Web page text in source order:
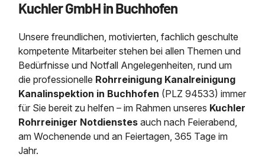
Kanalreinigung
Kanalinspektion
Grubenentleerung
24h Notdienst
Kosten Preise
Rohrreinigungsdienst
Entleerung und Reinigung
Grubenentleerung und
Sickerschacht Reinigung
Abfallzwischenlager
Austausch von
Schießstandsanierung -
Fettabscheider
Saugbagger / LuftförderanlageSaugbagger für Tiefbau
Saugbagger und Pumpen
Fermenter-Entleerung
Regenrückhaltebecken
Entschlammung
Trockensaugen von
etc.
Weitere Services mit
Heizung / Sanitär
Tiefbau
Unternehmen
Zertifikate /
Kuchler GmbH in Buchhofen
Unsere freundlichen, motivierten, fachlich geschulte
kompetente Mitarbeiter stehen bei allen Themen und
Bedürfnisse und Notfall Angelegenheiten, rund um
die professionelle Rohrreinigung Kanalreinigung
Kanalinspektion in Buchhofen (PLZ 94533) immer
für Sie bereit zu helfen – im Rahmen unseres Kuchler
Rohrreiniger Notdienstes auch nach Feierabend,
am Wochenende und an Feiertagen, 365 Tage im
Jahr.